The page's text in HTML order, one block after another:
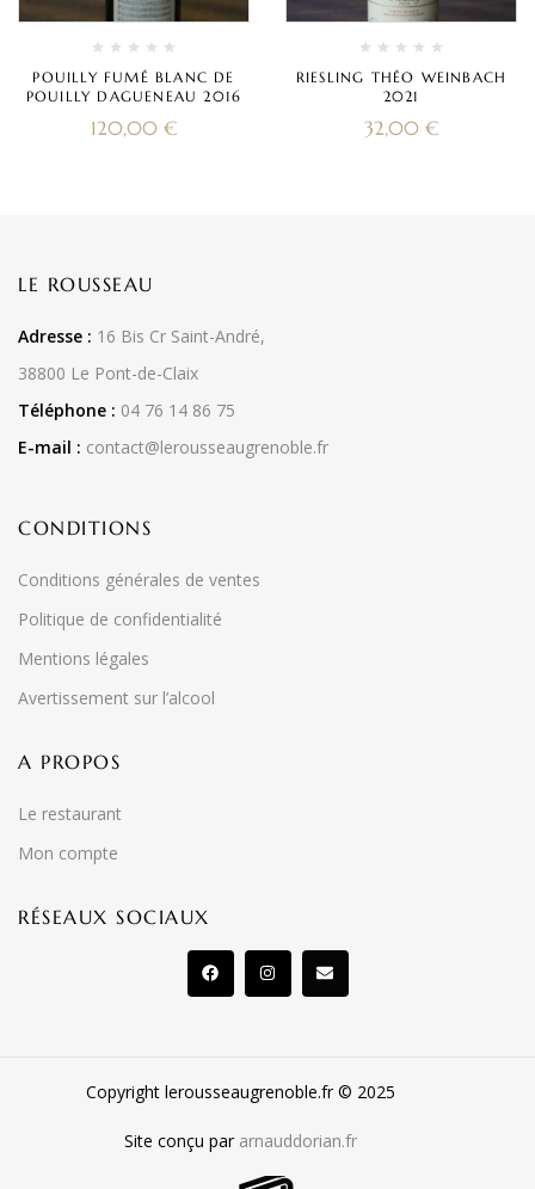
POUILLY FUMÉ BLANC DE
POUILLY DAGUENEAU 2016
120,00 €
RIESLING THÉO WEINBACH
2021
32,00 €
LE ROUSSEAU
Adresse : 16 Bis Cr Saint-André,
38800 Le Pont-de-Claix
Téléphone : 04 76 14 86 75
E-mail : contact@lerousseaugrenoble.fr
CONDITIONS
Conditions générales de ventes
Politique de confidentialité
Mentions légales
Avertissement sur l’alcool
A PROPOS
Le restaurant
Mon compte
RÉSEAUX SOCIAUX
Copyright lerousseaugrenoble.fr © 2025
Site conçu par arnauddorian.fr